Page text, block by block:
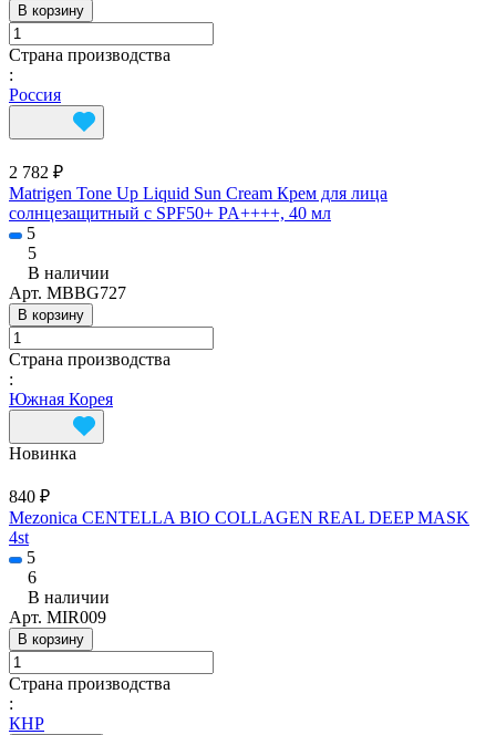
В корзину
Страна производства
:
Россия
2 782 ₽
Matrigen Tone Up Liquid Sun Cream Крем для лица
солнцезащитный с SPF50+ PA++++, 40 мл
5
5
В наличии
Арт. MBBG727
В корзину
Страна производства
:
Южная Корея
Новинка
840 ₽
Mezonica CENTELLA BIO COLLAGEN REAL DEEP MASK
4st
5
6
В наличии
Арт. MIR009
В корзину
Страна производства
:
КНР